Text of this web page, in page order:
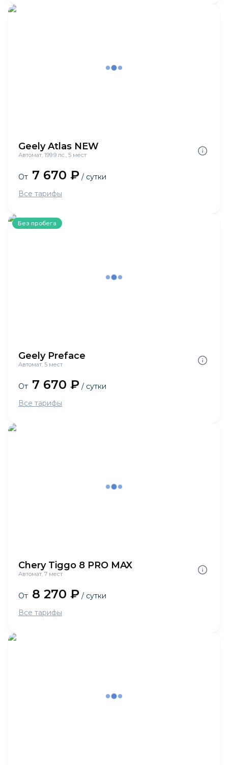
Geely Atlas NEW
Автомат, 199.9 лс., 5 мест
От 7 670 ₽ / сутки
Все тарифы
Без пробега
Geely Preface
Автомат, 5 мест
От 7 670 ₽ / сутки
Все тарифы
Chery Tiggo 8 PRO MAX
Автомат, 7 мест
От 8 270 ₽ / сутки
Все тарифы